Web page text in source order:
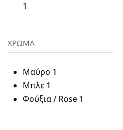
1
ΧΡΩΜΑ
Μαύρο 1
Μπλε 1
Φούξια / Rose 1